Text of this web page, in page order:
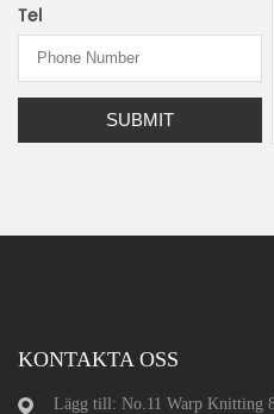
Tel
KONTAKTA OSS
Lägg till: No.11 Warp Knitting